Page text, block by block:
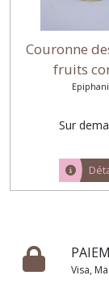
Couronne
fruits
Sur
Visa,